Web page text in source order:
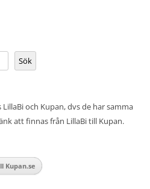
Sök
och Kupan, dvs de har samma
att finnas från LillaBi till Kupan.
Kupan.se